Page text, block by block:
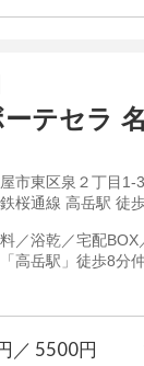
テセラ
市東区泉２丁目1-
桜通線 高岳駅 徒
／浴乾／宅配
高岳駅」徒歩8分
／ 5500円